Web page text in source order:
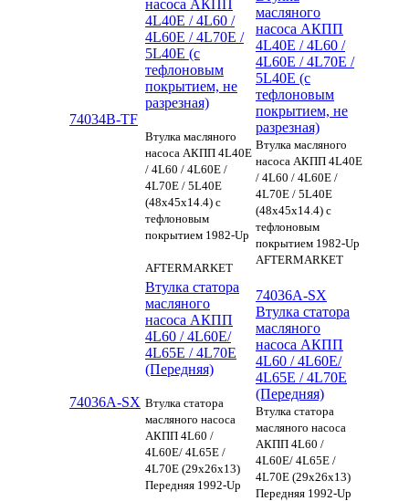
74034B-TF
насоса АКПП
4L40E / 4L60 /
4L60E / 4L70E /
5L40E (с
тефлоновым
покрытием, не
разрезная)
Втулка масляного
насоса АКПП 4L40E
/ 4L60 / 4L60E /
4L70E / 5L40E
(48x45x14.4) с
тефлоновым
покрытием 1982-Up
AFTERMARKET
масляного
насоса АКПП
4L40E / 4L60 /
4L60E / 4L70E /
5L40E (с
тефлоновым
покрытием, не
разрезная)
Втулка масляного
насоса АКПП 4L40E
/ 4L60 / 4L60E /
4L70E / 5L40E
(48x45x14.4) с
тефлоновым
покрытием 1982-Up
AFTERMARKET
74036A-SX
Втулка статора
масляного
насоса АКПП
4L60 / 4L60E/
4L65E / 4L70E
(Передняя)
Втулка статора
масляного насоса
АКПП 4L60 /
4L60E/ 4L65E /
4L70E (29x26x13)
Передняя 1992-Up
74036A-SX
Втулка статора
масляного
насоса АКПП
4L60 / 4L60E/
4L65E / 4L70E
(Передняя)
Втулка статора
масляного насоса
АКПП 4L60 /
4L60E/ 4L65E /
4L70E (29x26x13)
Передняя 1992-Up